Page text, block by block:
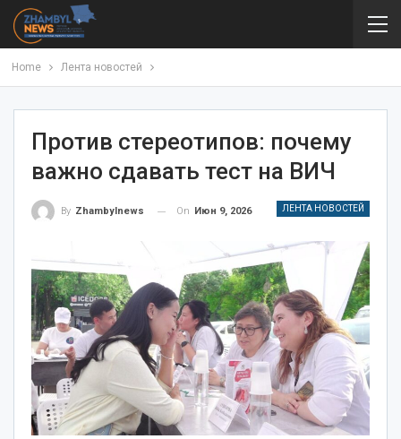
Home Лента новостей
Против стереотипов: почему
важно сдавать тест на ВИЧ
ЛЕНТА НОВОСТЕЙ
By Zhambylnews On Июн 9, 2026